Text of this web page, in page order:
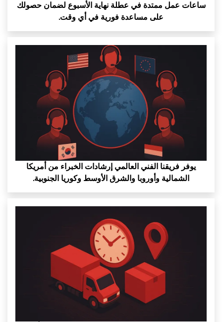
ساعات عمل ممتدة في عطلة نهاية الأسبوع لضمان حصولك
على مساعدة فورية في أي وقت.
يوفر فريقنا الفني العالمي إرشادات الخبراء من أمريكا
الشمالية وأوروبا والشرق الأوسط وكوريا الجنوبية.